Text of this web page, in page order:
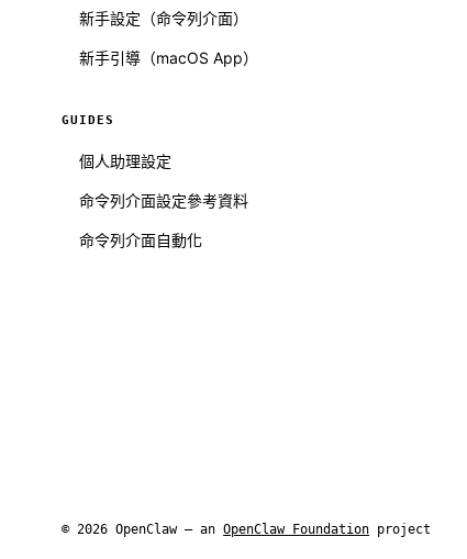
新手設定（命令列介面）
新手引導（macOS App）
GUIDES
個人助理設定
命令列介面設定參考資料
命令列介面自動化
© 2026 OpenClaw — an OpenClaw Foundation project